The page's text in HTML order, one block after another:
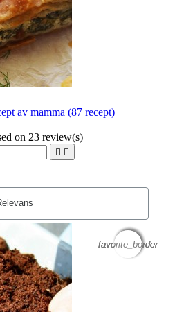
av mamma (87 recept)
on 23 review(s)
 
favorite_border
favorite_border
favorite_border
favorite_border